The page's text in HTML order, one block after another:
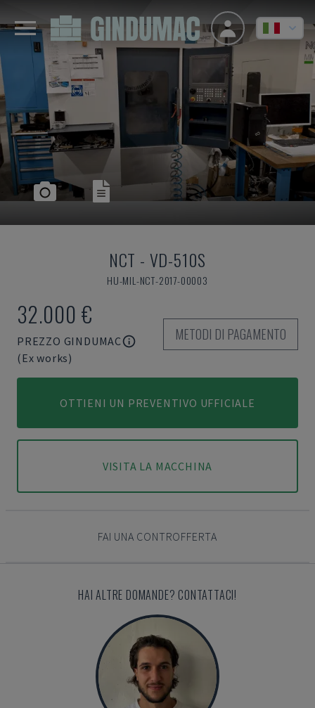
NCT - VD-510S
HU-MIL-NCT-2017-00003
32.000 €
PREZZO GINDUMAC
(Ex works)
METODI DI PAGAMENTO
OTTIENI UN PREVENTIVO UFFICIALE
VISITA LA MACCHINA
FAI UNA CONTROFFERTA
HAI ALTRE DOMANDE? CONTATTACI!